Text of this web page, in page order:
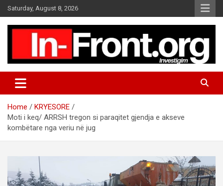
k
Saturday, August 8, 2026
Home
KRYESORE
Moti i keq/ ARRSH tregon si paraqitet gjendja e akseve
kombëtare nga veriu në jug